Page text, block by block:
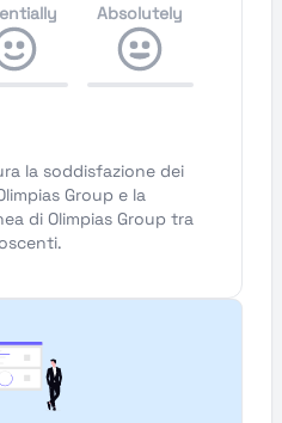
Absolutely
la soddisfazione dei
Group e la
di Olimpias Group tra